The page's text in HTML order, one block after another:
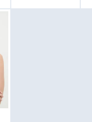
U4.C9515
biela farba,907863